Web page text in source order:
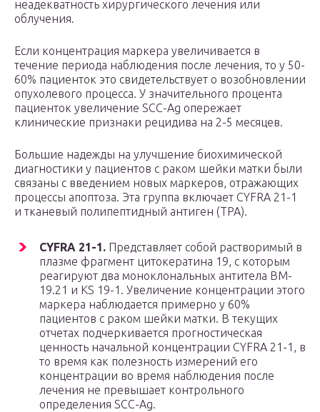
неадекватность хирургического лечения или
облучения.
Если концентрация маркера увеличивается в
течение периода наблюдения после лечения, то у 50-
60% пациенток это свидетельствует о возобновлении
опухолевого процесса. У значительного процента
пациенток увеличение SCC-Ag опережает
клинические признаки рецидива на 2-5 месяцев.
Большие надежды на улучшение биохимической
диагностики у пациентов с раком шейки матки были
связаны с введением новых маркеров, отражающих
процессы апоптоза. Эта группа включает CYFRA 21-1
и тканевый полипептидный антиген (ТРА).
CYFRA 21-1. Представляет собой растворимый в
плазме фрагмент цитокератина 19, с которым
реагируют два моноклональных антитела BM-
19.21 и KS 19-1. Увеличение концентрации этого
маркера наблюдается примерно у 60%
пациентов с раком шейки матки. В текущих
отчетах подчеркивается прогностическая
ценность начальной концентрации CYFRA 21-1, в
то время как полезность измерений его
концентрации во время наблюдения после
лечения не превышает контрольного
определения SCC-Ag.